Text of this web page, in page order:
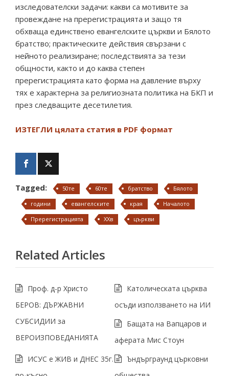
изследователски задачи: какви са мотивите за
провеждане на пререгистрацията и защо тя
обхваща единствено евангелските църкви и Бялото
братство; практическите действия свързани с
нейното реализиране; последствията за тези
общности, както и до каква степен
пререгистрацията като форма на давление върху
тях е характерна за религиозната политика на БКП и
през следващите десетилетия.
ИЗТЕГЛИ цялата статия в PDF формат
Tagged: 50те 60те братство
Бялото
години
евангелските края
Началото
Пререгистрацията
ХХв църкви
Related Articles
Проф. д-р Христо
БЕРОВ: ДЪРЖАВНИ
СУБСИДИИ за
ВЕРОИЗПОВЕДАНИЯТА
Католическата църква
осъди използването на ИИ
Бащата на Вапцаров и
аферата Мис Стоун
ИСУС е ЖИВ и ДНЕС 35г.
Ъндърграунд църковни